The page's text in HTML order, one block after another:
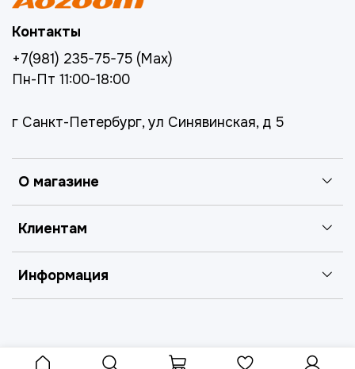
О магазине
Клиентам
Информация
Контакты
+7(981) 235-75-75 (Max)
Пн-Пт 11:00-18:00
г Санкт-Петербург, ул Синявинская, д 5